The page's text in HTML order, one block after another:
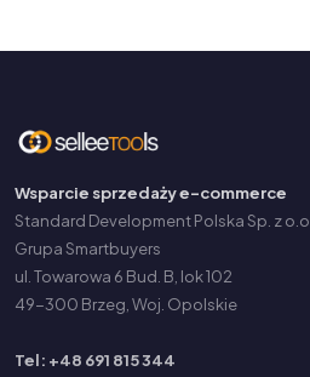
Wsparcie sprzedaży e-commerce
Standard Development Polska Sp. z o.o.
Grupa Smartbuyers
ul. Towarowa 6 Bud. B, lok 102
49-300 Brzeg, Woj. Opolskie
Tel: +48 691 815 344